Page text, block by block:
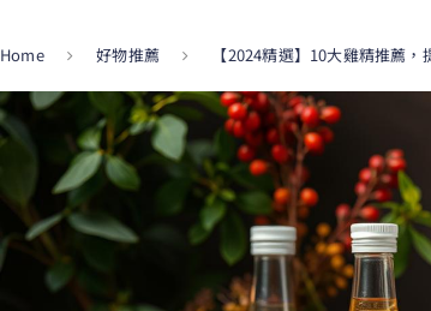
Home 好物推薦 【2024精選】10大雞精推薦